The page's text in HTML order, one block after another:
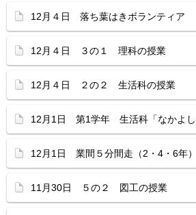
12月４日 落ち葉はきボランティア
12月４日 ３の１ 理科の授業
12月４日 ２の２ 生活科の授業
12月1日 第1学年 生活科「なかよし
12月1日 業間５分間走（2・4・6年）
11月30日 ５の２ 図工の授業